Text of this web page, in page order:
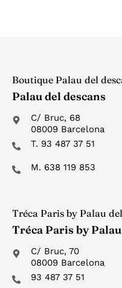
Boutique Palau del
Palau del descans
C/ Bruc, 68
08009 Barcelona
T. 93 487 37 51
M. 638 119 853
Tréca Paris by Palau
Tréca Paris by
C/ Bruc, 70
08009 Barcelona
93 487 37 51